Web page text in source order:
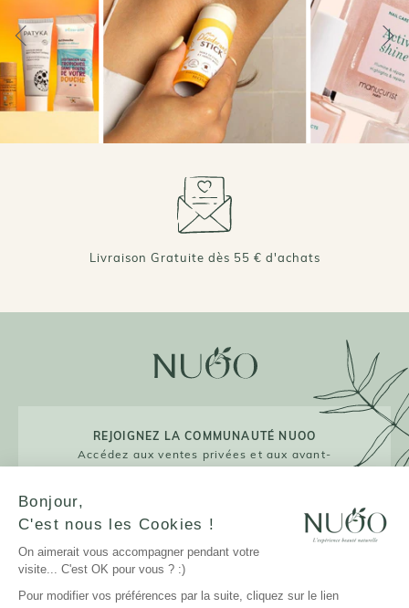
Livraison Gratuite dès 55 € d'achats
REJOIGNEZ LA COMMUNAUTÉ NUOO
Accédez aux ventes privées et aux avant-
JE M'INSCRIS
Bonjour,
C'est nous les Cookies !
On aimerait vous accompagner pendant votre
visite... C'est OK pour vous ? :)
Pour modifier vos préférences par la suite, cliquez sur le lien